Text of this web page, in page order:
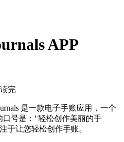
APP
完
是一款电子手账应用，一个
号是："轻松创作美丽的手
于让您轻松创作手账。